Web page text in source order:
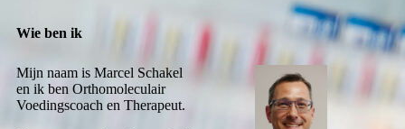
Wie ben ik
Mijn naam is Marcel Schakel
en ik ben Orthomoleculair
Voedingscoach en Therapeut.